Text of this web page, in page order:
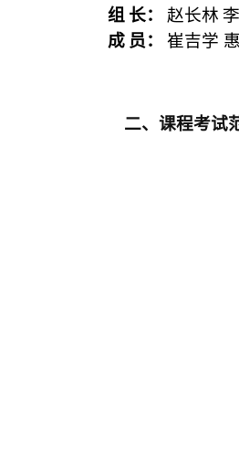
组 长： 赵长林
成 员： 崔吉学
二、课程考试